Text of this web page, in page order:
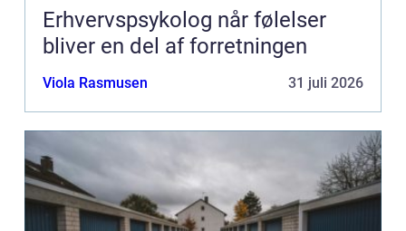
Erhvervspsykolog når følelser
bliver en del af forretningen
Viola Rasmusen 31 juli 2026